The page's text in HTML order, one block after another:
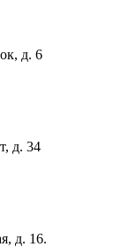
д. 6
д. 34
д. 16.